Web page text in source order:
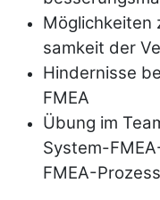
sam­keit der
Hindernisse
FMEA
Übung im
System-
FMEA-Prozess